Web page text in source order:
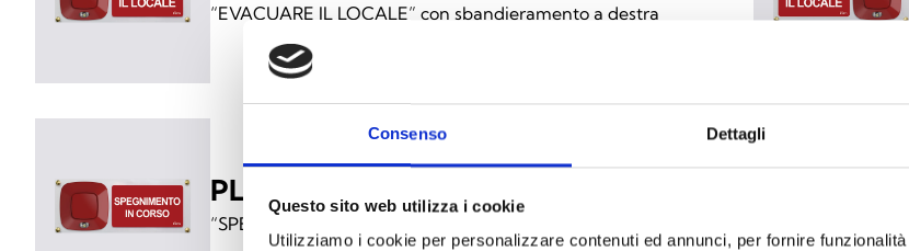
Consenso Dettagli
Questo sito web utilizza i cookie
Utilizziamo i cookie per personalizzare contenuti ed annunci, per fornire
“EVACUARE IL LOCALE” con sbandieramento a destra
PLEXI_ES2000#4DX
“SPEGNIMENTO IN CORSO” con sbandieramento a destra